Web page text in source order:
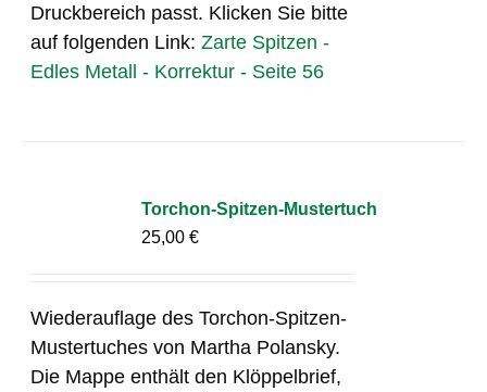
Druckbereich passt. Klicken Sie bitte
auf folgenden Link:Zarte Spitzen -
Edles Metall - Korrektur - Seite 56
Torchon-Spitzen-Mustertuch
25,00€
Wiederauflage des Torchon-Spitzen-
Mustertuches von Martha Polansky.
Die Mappe enthält den Klöppelbrief,